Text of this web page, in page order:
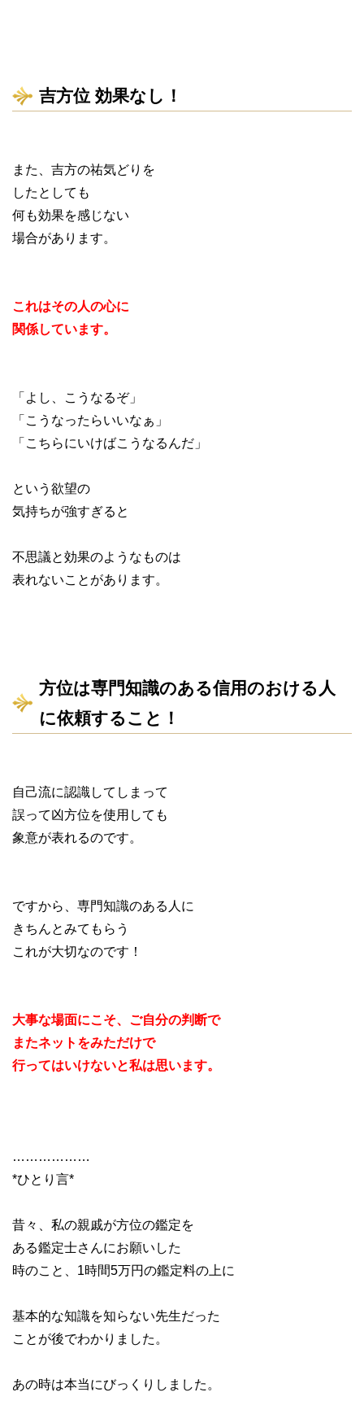
吉方位 効果なし！
また、吉方の祐気どりを
したとしても
何も効果を感じない
場合があります。
これはその人の心に
関係しています。
「よし、こうなるぞ」
「こうなったらいいなぁ」
「こちらにいけばこうなるんだ」
という欲望の
気持ちが強すぎると
不思議と効果のようなものは
表れないことがあります。
方位は専門知識のある信用のおける人
に依頼すること！
自己流に認識してしまって
誤って凶方位を使用しても
象意が表れるのです。
ですから、専門知識のある人に
きちんとみてもらう
これが大切なのです！
大事な場面にこそ、ご自分の判断で
またネットをみただけで
行ってはいけないと私は思います。
………………
*ひとり言*
昔々、私の親戚が方位の鑑定を
ある鑑定士さんにお願いした
時のこと、1時間5万円の鑑定料の上に
基本的な知識を知らない先生だった
ことが後でわかりました。
あの時は本当にびっくりしました。